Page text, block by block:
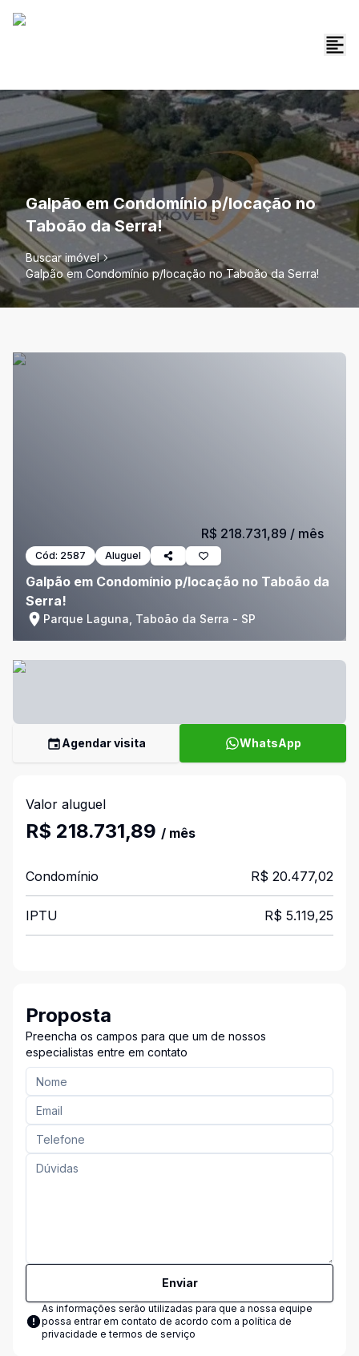
Galpão em Condomínio p/locação no
Taboão da Serra!
Buscar imóvel
Galpão em Condomínio p/locação no Taboão da Serra!
Cód: 2587 Aluguel
Galpão em Condomínio p/locação no Taboão da
Serra!
Parque Laguna, Taboão da Serra - SP
R$ 218.731,89 / mês
Agendar visita WhatsApp
Valor aluguel
R$ 218.731,89 / mês
Condomínio R$ 20.477,02
IPTU R$ 5.119,25
Proposta
Preencha os campos para que um de nossos
especialistas entre em contato
Enviar
As informações serão utilizadas para que a nossa equipe
possa entrar em contato de acordo com a política de
privacidade e termos de serviço